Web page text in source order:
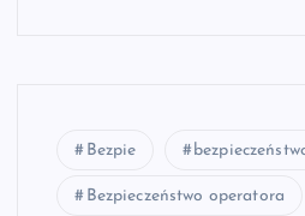
Bezpie
Bezpieczeństwo operatora